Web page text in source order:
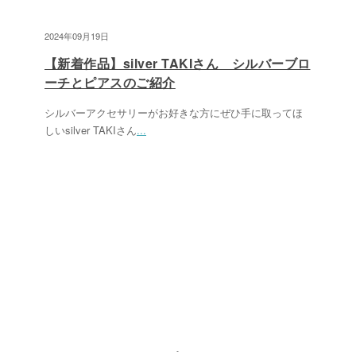
2024年09月19日
【新着作品】silver TAKIさん シルバーブロ
ーチとピアスのご紹介
シルバーアクセサリーがお好きな方にぜひ手に取ってほ
しいsilver TAKIさん...